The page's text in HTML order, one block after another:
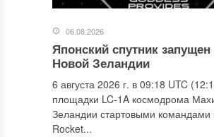
06.08.2026
Японский спутник запущен
Новой Зеландии
6 августа 2026 г. в 09:18 UTC
площадки LC-1A космодрома
Зеландии стартовыми командами
Rocket...